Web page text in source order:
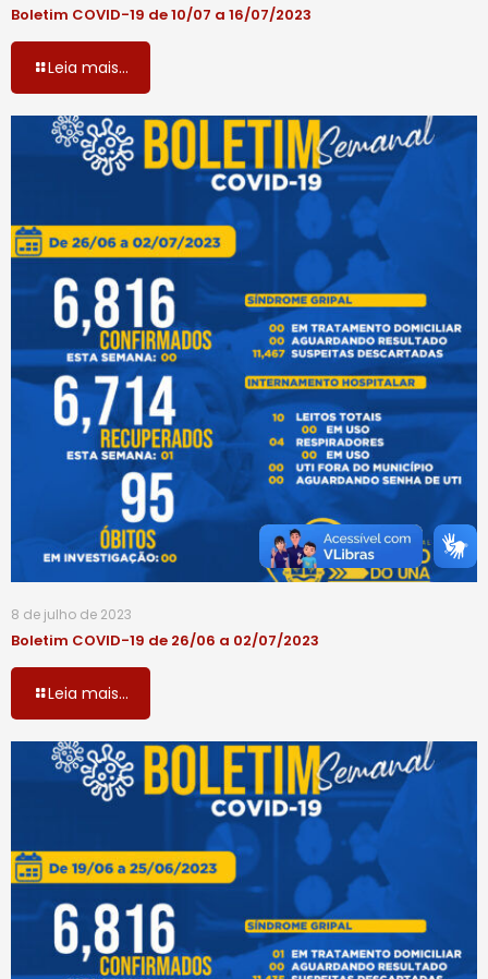
Boletim COVID-19 de 10/07 a 16/07/2023
Leia mais...
8 de julho de 2023
Boletim COVID-19 de 26/06 a 02/07/2023
Leia mais...